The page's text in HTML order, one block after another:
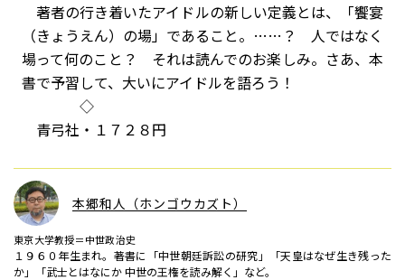
著者の行き着いたアイドルの新しい定義とは、「饗宴
（きょうえん）の場」であること。……？ 人ではなく
場って何のこと？ それは読んでのお楽しみ。さあ、本
書で予習して、大いにアイドルを語ろう！
◇
青弓社・１７２８円
本郷和人（ホンゴウカズト）
東京大学教授＝中世政治史
１９６０年生まれ。著書に「中世朝廷訴訟の研究」「天皇はなぜ生き残った
か」「武士とはなにか 中世の王権を読み解く」など。